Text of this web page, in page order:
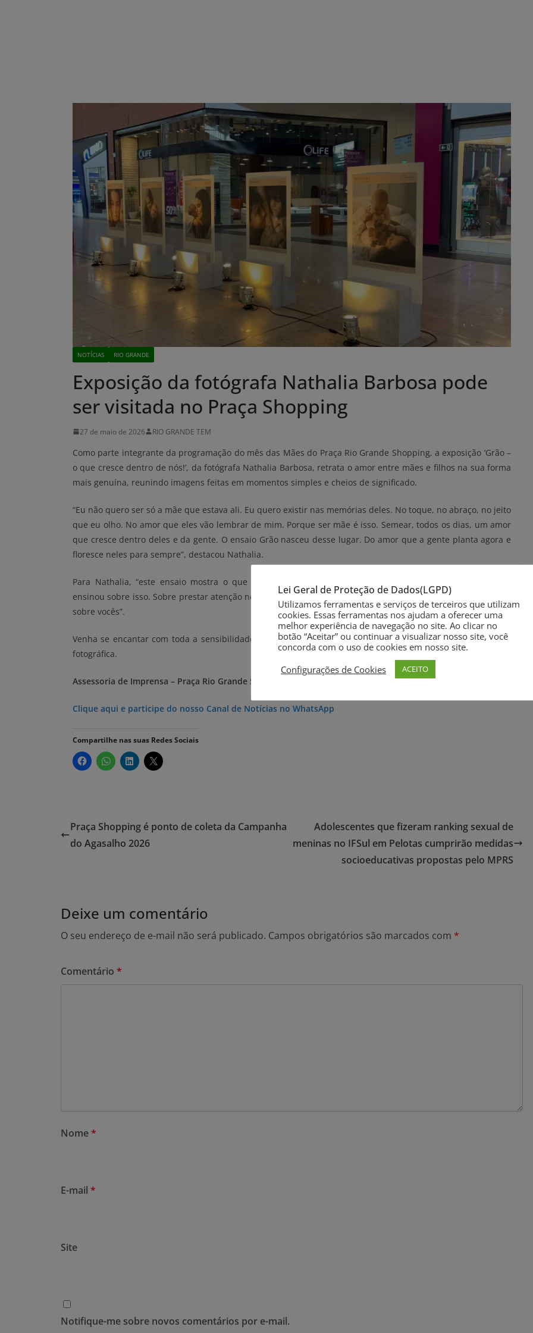
NOTÍCIAS RIO GRANDE
Exposição da fotógrafa Nathalia Barbosa pode
ser visitada no Praça Shopping
27 de maio de 2026 RIO GRANDE TEM
Como parte integrante da programação do mês das Mães do Praça Rio Grande Shopping, a exposição ‘Grão –
o que cresce dentro de nós!’, da fotógrafa Nathalia Barbosa, retrata o amor entre mães e filhos na sua forma
mais genuína, reunindo imagens feitas em momentos simples e cheios de significado.
“Eu não quero ser só a mãe que estava ali. Eu quero existir nas memórias deles. No toque, no abraço, no jeito
que eu olho. No amor que eles vão lembrar de mim. Porque ser mãe é isso. Semear, todos os dias, um amor
que cresce dentro deles e da gente. O ensaio Grão nasceu desse lugar. Do amor que a gente planta agora e
floresce neles para sempre”, destacou Nathalia.
Para Nathalia, “este ensaio mostra o que realmente importa: os detalhes que passam. A fotografia me
ensinou sobre isso. Sobre prestar atenção nestes instantes. É sobre você e a conexão com quem você ama! É
sobre vocês”.
Venha se encantar com toda a sensibilidade que pode ser apresentada através das lentes de uma câmera
fotográfica.
Assessoria de Imprensa – Praça Rio Grande Shopping
Clique aqui e participe do nosso Canal de Notícias no WhatsApp
Compartilhe nas suas Redes Sociais
Praça Shopping é ponto de coleta da Campanha
do Agasalho 2026
Adolescentes que fizeram ranking sexual de
meninas no IFSul em Pelotas cumprirão medidas
socioeducativas propostas pelo MPRS
Deixe um comentário
O seu endereço de e-mail não será publicado. Campos obrigatórios são marcados com *
Comentário *
Nome*
E-mail *
Site
Notifique-me sobre novos comentários por e-mail.
Lei Geral de Proteção de Dados(LGPD)
Utilizamos ferramentas e serviços de terceiros que utilizam
cookies. Essas ferramentas nos ajudam a oferecer uma
melhor experiência de navegação no site. Ao clicar no
botão “Aceitar” ou continuar a visualizar nosso site, você
concorda com o uso de cookies em nosso site.
Configurações de Cookies
ACEITO